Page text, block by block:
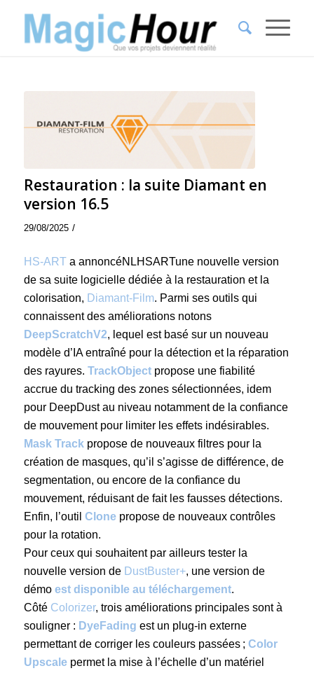
Restauration : la suite Diamant en
version 16.5
29/08/2025 /
HS-ARTa annoncéNLHSARTune nouvelle version
de sa suite logicielle dédiée à la restauration et la
colorisation, Diamant-Film. Parmi ses outils qui
connaissent des améliorations notons
DeepScratchV2, lequel est basé sur un nouveau
modèle d’IA entraîné pour la détection et la réparation
des rayures. TrackObjectpropose une fiabilité
accrue du tracking des zones sélectionnées, idem
pour DeepDust au niveau notamment de la confiance
de mouvement pour limiter les effets indésirables.
Mask Trackpropose de nouveaux filtres pour la
création de masques, qu’il s’agisse de différence, de
segmentation, ou encore de la confiance du
mouvement, réduisant de fait les fausses détections.
Enfin, l’outil Clonepropose de nouveaux contrôles
pour la rotation.
Pour ceux qui souhaitent par ailleurs tester la
nouvelle version de DustBuster+, une version de
démo est disponible au téléchargement.
Côté Colorizer, trois améliorations principales sont à
souligner : DyeFading est un plug-in externe
permettant de corriger les couleurs passées ; Color
Upscalepermet la mise à l’échelle d’un matériel